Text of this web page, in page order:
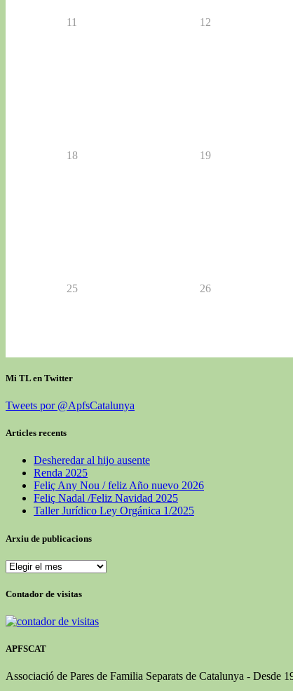
11 12
18 19
25 26
Mi TL en Twitter
Tweets por @ApfsCatalunya
Articles recents
Desheredar al hijo ausente
Renda 2025
Feliç Any Nou / feliz Año nuevo 2026
Feliç Nadal /Feliz Navidad 2025
Taller Jurídico Ley Orgánica 1/2025
Arxiu de publicacions
Arxiu
publicacions
Contador de visitas
APFSCAT
Associació de Pares de Familia Separats de Catalunya - Desde